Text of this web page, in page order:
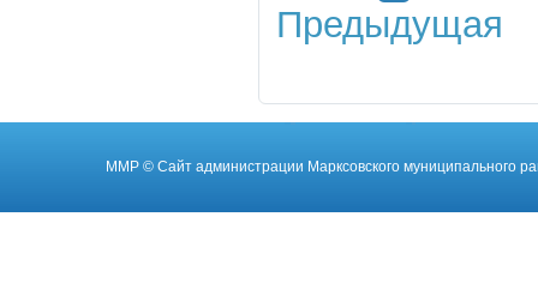
Предыдущая
ММР © Cайт администрации Марксовского муниципального